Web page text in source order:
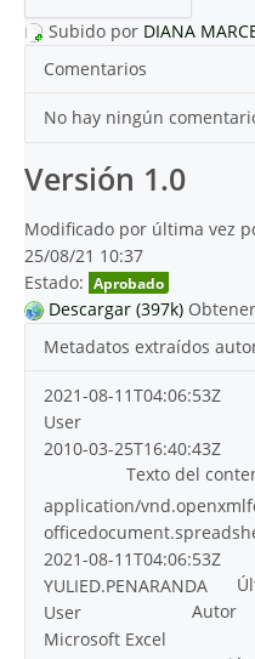
Subido por DIANA
Comentarios
No hay ningún
Versión 1.0
Modificado por última vez
25/08/21 10:37
Estado: Aprobado
Descargar (397k)
Metadatos extraídos
2021-08-11T04:06:53Z
User
2010-03-25T16:40:43Z
Texto del
application/
2021-08-11T04:06:53Z
YULIED.PENARANDA
Autor
User
Microsoft Excel